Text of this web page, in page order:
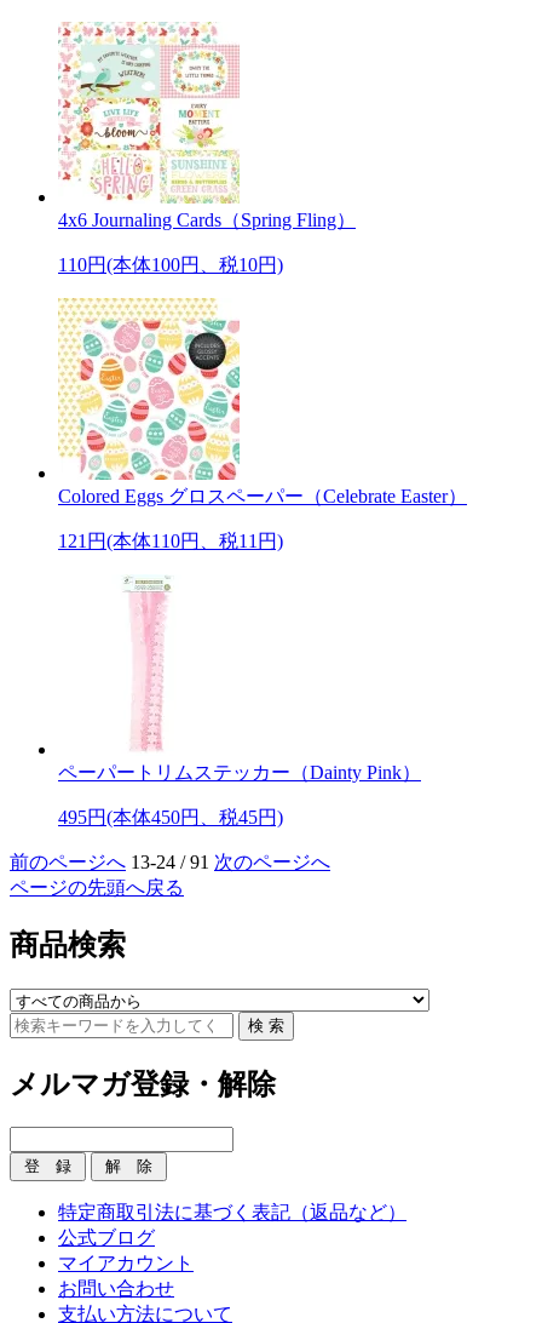
4x6 Journaling Cards（Spring Fling）
110円(本体100円、税10円)
Colored Eggs グロスペーパー（Celebrate Easter）
121円(本体110円、税11円)
ペーパートリムステッカー（Dainty Pink）
495円(本体450円、税45円)
前のページへ 13-24 / 91 次のページへ
ページの先頭へ戻る
商品検索
メルマガ登録・解除
特定商取引法に基づく表記（返品など）
公式ブログ
マイアカウント
お問い合わせ
支払い方法について